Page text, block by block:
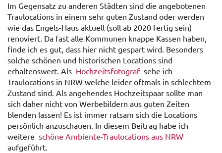
Im Gegensatz zu anderen Städten sind die angebotenen
Traulocations in einem sehr guten Zustand oder werden
wie das Engels-Haus aktuell (soll ab 2020 fertig sein)
renoviert. Da fast alle Kommunen knappe Kassen haben,
finde ich es gut, dass hier nicht gespart wird. Besonders
solche schönen und historischen Locations sind
erhaltenswert. Als Hochzeitsfotograf sehe ich
Traulocations in NRW welche leider oftmals in schlechtem
Zustand sind. Als angehendes Hochzeitspaar sollte man
sich daher nicht von Werbebildern aus guten Zeiten
blenden lassen! Es ist immer ratsam sich die Locations
persönlich anzuschauen. In diesem Beitrag habe ich
weitere schöne Ambiente-Traulocations aus NRW
aufgeführt.